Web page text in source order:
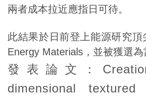
兩者成本拉近應指日可待。
此結果於日前登上能源研究頂
Energy Materials，並被獲選為
發表論文：
dimensional textured